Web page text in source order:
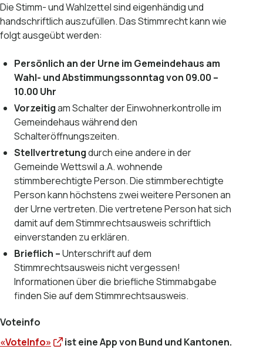
Die Stimm- und Wahlzettel sind eigenhändig und
handschriftlich auszufüllen. Das Stimmrecht kann wie
folgt ausgeübt werden:
Persönlich an der Urne im Gemeindehaus am
Wahl- und Abstimmungssonntag von 09.00 –
10.00 Uhr
Vorzeitigam Schalter der Einwohnerkontrolle im
Gemeindehaus während den
Schalteröffnungszeiten.
Stellvertretungdurch eine andere in der
Gemeinde Wettswil a.A. wohnende
stimmberechtigte Person. Die stimmberechtigte
Person kann höchstens zwei weitere Personen an
der Urne vertreten. Die vertretene Person hat sich
damit auf dem Stimmrechtsausweis schriftlich
einverstanden zu erklären.
Brieflich –Unterschrift auf dem
Stimmrechtsausweis nicht vergessen!
Informationen über die briefliche Stimmabgabe
finden Sie auf dem Stimmrechtsausweis.
Voteinfo
«VoteInfo»
ist eine App von Bund und Kantonen.